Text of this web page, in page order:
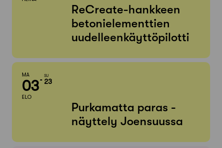
ReCreate-hankkeen
betonielementtien
uudelleenkäyttöpilotti
MA
03
ELO
SU
23
Purkamatta paras -
näyttely Joensuussa